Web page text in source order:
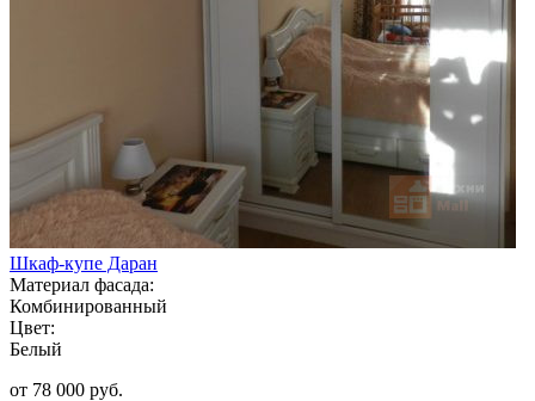
Шкаф-купе Даран
Материал фасада:
Комбинированный
Цвет:
Белый
от 78 000 руб.